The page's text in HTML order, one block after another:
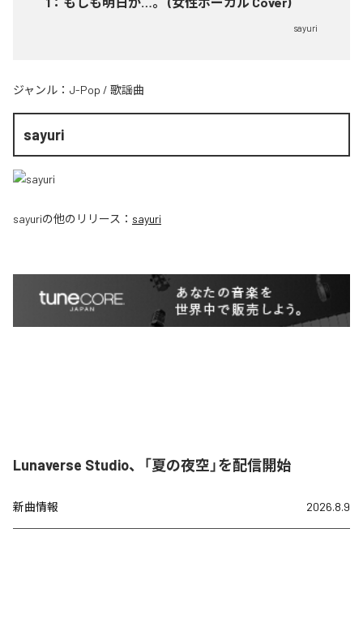
sayuri
ジャンル： J-Pop / 歌謡曲
sayuri
sayuriの他のリリース： sayuri
Lunaverse Studio、「夏の夜空」を配信開始
新曲情報 2026.8.9